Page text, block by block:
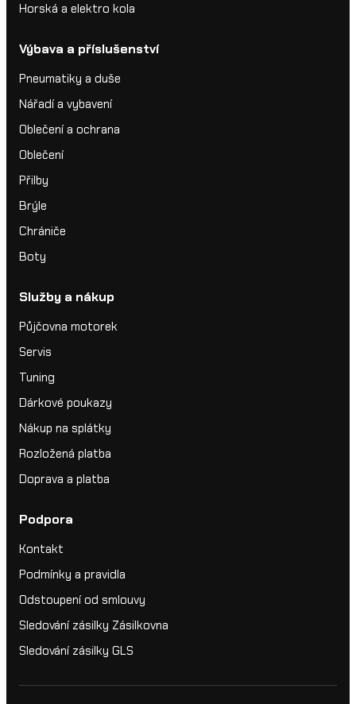
Horská a elektro kola
Výbava a příslušenství
Pneumatiky a duše
Nářadí a vybavení
Oblečení a ochrana
Oblečení
Přilby
Brýle
Chrániče
Boty
Služby a nákup
Půjčovna motorek
Servis
Tuning
Dárkové poukazy
Nákup na splátky
Rozložená platba
Doprava a platba
Podpora
Kontakt
Podmínky a pravidla
Odstoupení od smlouvy
Sledování zásilky Zásilkovna
Sledování zásilky GLS